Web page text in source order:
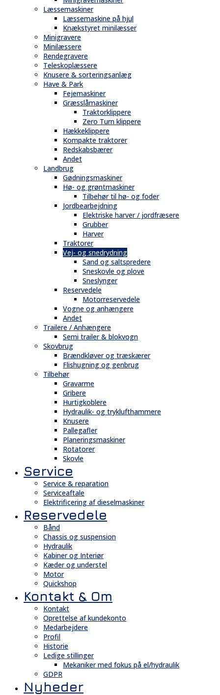
Læssemaskiner
Læssemaskine på hjul
Knækstyret minilæsser
Minigravere
Minilæssere
Rendegravere
Teleskoplæssere
Knusere & sorteringsanlæg
Have & Park
Fejemaskiner
Græsslåmaskiner
Traktorklippere
Zero Turn klippere
Hækkeklippere
Kompakte traktorer
Redskabsbærer
Andet
Landbrug
Gødningsmaskiner
Hø- og grøntmaskiner
Tilbehør til hø- og foder
Jordbearbejdning
Elektriske harver / jordfræsere
Grubber
Harver
Traktorer
Vej- og snedrydning
Sand og saltspredere
Sneskovle og plove
Sneslynger
Reservedele
Motorreservedele
Vogne og anhængere
Andet
Trailere / Anhængere
Semi trailer & blokvogn
Skovbrug
Brændkløver og træskærer
Flishugning og genbrug
Tilbehør
Gravarme
Gribere
Hurtigkoblere
Hydraulik- og tryklufthammere
Knusere
Pallegafler
Planeringsmaskiner
Rotatorer
Skovle
Service
Service & reparation
Serviceaftale
Elektrificering af dieselmaskiner
Reservedele
Bånd
Chassis og suspension
Hydraulik
Kabiner og Interiør
Kæder og understel
Motor
Quickshop
Kontakt & Om
Kontakt
Oprettelse af kundekonto
Medarbejdere
Profil
Historie
Ledige stillinger
Mekaniker med fokus på el/hydraulik
GDPR
Nyheder